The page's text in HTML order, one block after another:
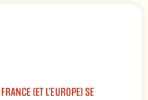
(ET L’EUROPE) SE